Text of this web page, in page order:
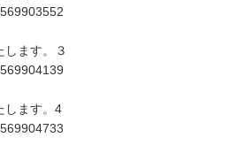
します。３
します。4